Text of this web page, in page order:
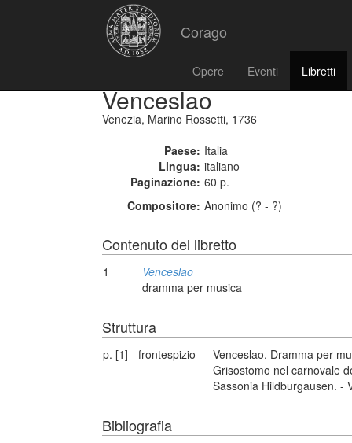
Corago
Opere Eventi Libretti
Venceslao
Venezia, Marino Rossetti, 1736
Paese: Italia
Lingua: italiano
Paginazione: 60 p.
Compositore: Anonimo (? - ?)
Contenuto del libretto
1
Venceslao
dramma per musica
Struttura
p. [1] - frontespizio
Venceslao. Dramma per
Grisostomo nel carnovale
Sassonia Hildburgausen. -
Bibliografia